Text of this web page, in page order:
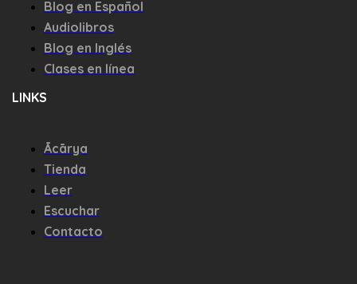
Blog en Español
Audiolibros
Blog en Inglés
Clases en línea
LINKS
Ācārya
Tienda
Leer
Escuchar
Contacto